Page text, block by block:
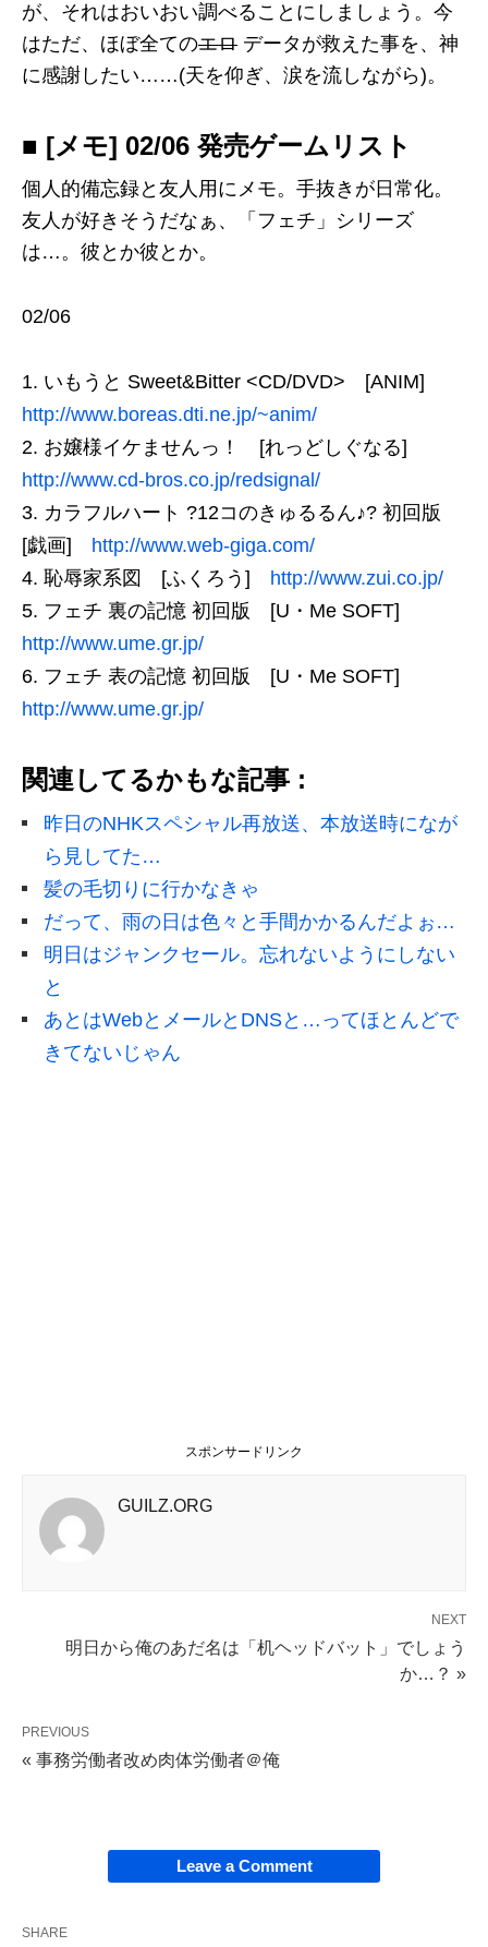
が、それはおいおい調べることにしましょう。今
はただ、ほぼ全てのエロ データが救えた事を、神
に感謝したい……(天を仰ぎ、涙を流しながら)。
■ [メモ] 02/06 発売ゲームリスト
個人的備忘録と友人用にメモ。手抜きが日常化。
友人が好きそうだなぁ、「フェチ」シリーズ
は…。彼とか彼とか。
02/06
いもうと Sweet&Bitter <CD/DVD> [ANIM]
http://www.boreas.dti.ne.jp/~anim/
お嬢様イケませんっ！ [れっどしぐなる]
http://www.cd-bros.co.jp/redsignal/
カラフルハート ?12コのきゅるるん♪? 初回版
[戯画] http://www.web-giga.com/
恥辱家系図 [ふくろう] http://www.zui.co.jp/
フェチ 裏の記憶 初回版 [U・Me SOFT]
http://www.ume.gr.jp/
フェチ 表の記憶 初回版 [U・Me SOFT]
http://www.ume.gr.jp/
関連してるかもな記事 :
昨日のNHKスペシャル再放送、本放送時になが
ら見してた…
髪の毛切りに行かなきゃ
だって、雨の日は色々と手間かかるんだよぉ…
明日はジャンクセール。忘れないようにしない
と
あとはWebとメールとDNSと…ってほとんどで
きてないじゃん
スポンサードリンク
GUILZ.ORG
NEXT
明日から俺のあだ名は「机ヘッドバット」でしょう
か…？ »
PREVIOUS
« 事務労働者改め肉体労働者＠俺
Leave a Comment
SHARE